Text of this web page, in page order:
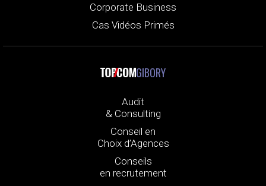
Corporate Business
Cas Vidéos Primés
GIBORY
Audit
& Consulting
Conseil en
Choix d’Agences
Conseils
en recrutement